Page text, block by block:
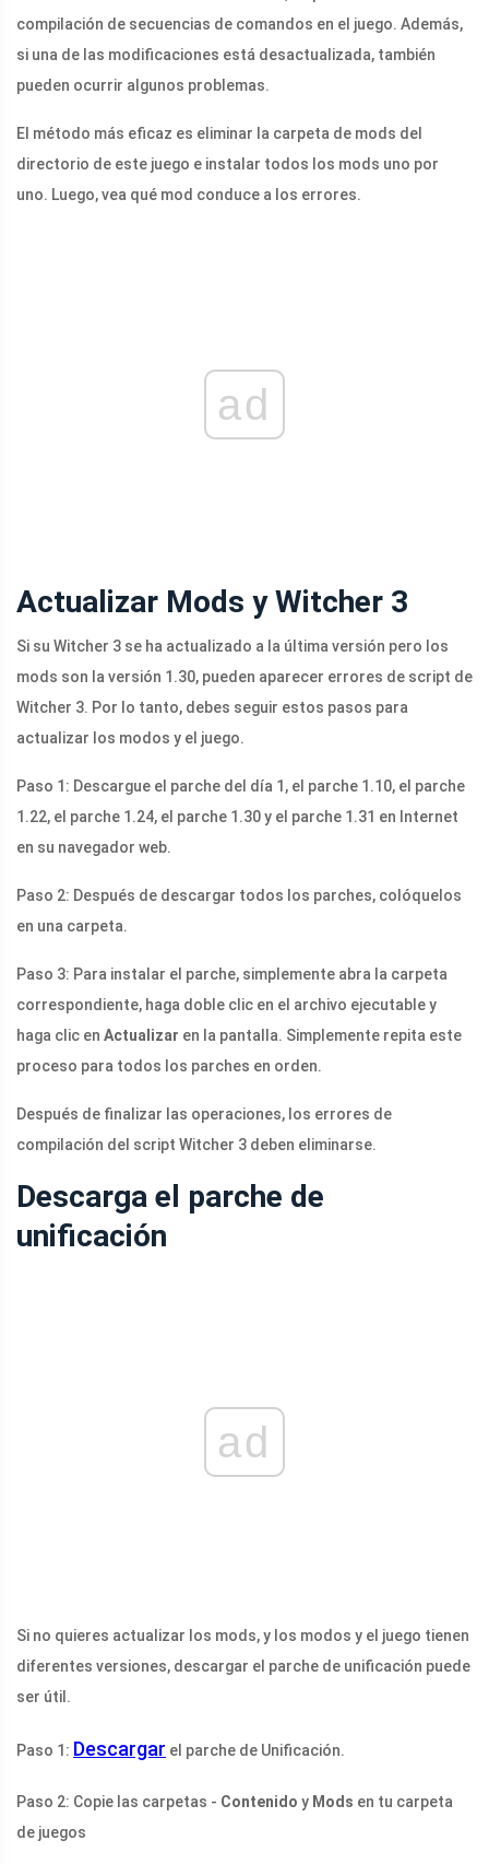
compilación de secuencias de comandos en el juego. Además,
si una de las modificaciones está desactualizada, también
pueden ocurrir algunos problemas.
El método más eficaz es eliminar la carpeta de mods del
directorio de este juego e instalar todos los mods uno por
uno. Luego, vea qué mod conduce a los errores.
ad
Actualizar Mods y Witcher 3
Si su Witcher 3 se ha actualizado a la última versión pero los
mods son la versión 1.30, pueden aparecer errores de script de
Witcher 3. Por lo tanto, debes seguir estos pasos para
actualizar los modos y el juego.
Paso 1: Descargue el parche del día 1, el parche 1.10, el parche
1.22, el parche 1.24, el parche 1.30 y el parche 1.31 en Internet
en su navegador web.
Paso 2: Después de descargar todos los parches, colóquelos
en una carpeta.
Paso 3: Para instalar el parche, simplemente abra la carpeta
correspondiente, haga doble clic en el archivo ejecutable y
haga clic en Actualizar en la pantalla. Simplemente repita este
proceso para todos los parches en orden.
Después de finalizar las operaciones, los errores de
compilación del script Witcher 3 deben eliminarse.
Descarga el parche de
unificación
ad
Si no quieres actualizar los mods, y los modos y el juego tienen
diferentes versiones, descargar el parche de unificación puede
ser útil.
Paso 1: Descargar el parche de Unificación.
Paso 2: Copie las carpetas - Contenido y Mods en tu carpeta
de juegos